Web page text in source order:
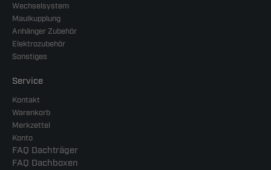
Wechselsystem
Maulkupplung
Anhänger Zubehör
Elektrozubehör
Sonstiges
Service
Kontakt
Warenkorb
Merkzettel
Konto
FAQ Dachträger
FAQ Dachboxen